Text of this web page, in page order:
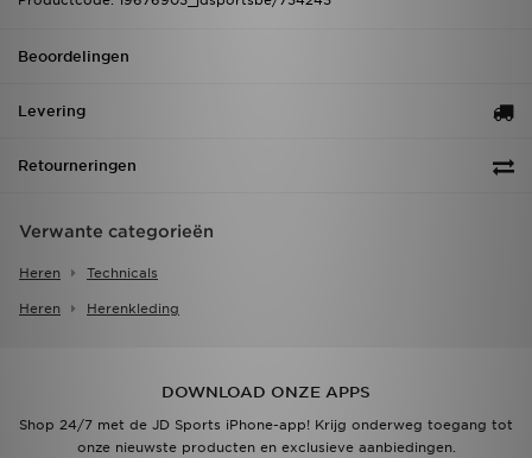
Beoordelingen
Levering
Retourneringen
Verwante categorieën
Heren Technicals
Heren Herenkleding
DOWNLOAD ONZE APPS
Shop 24/7 met de JD Sports iPhone-app! Krijg onderweg toegang tot
onze nieuwste producten en exclusieve aanbiedingen.